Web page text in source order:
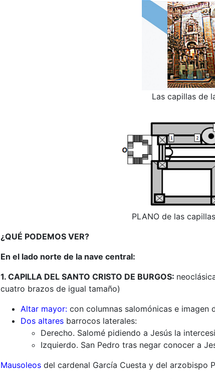
Las capillas de
PLANO de las
¿QUÉ PODEMOS VER?
En el lado norte de la nave central:
1. CAPILLA DEL SANTO CRISTO DE BURGOS:
cuatro brazos de igual tamaño)
Altar mayor:con columnas salomónicas e imagen
Dos altaresbarrocos laterales:
Derecho. Salomé pidiendo a Jesús la
Izquierdo. San Pedro tras negar conocer a
Mausoleosdel cardenal García Cuesta y del arzobispo